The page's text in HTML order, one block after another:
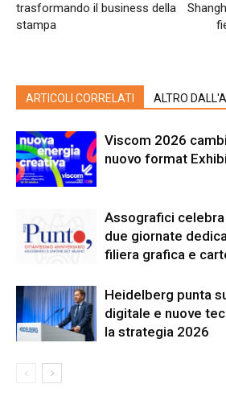
trasformando il business della
stampa
ARTICOLI CORRELATI ALTRO
Viscom 2026
nuovo format
Assografici celebra
due giornate
filiera grafica e
Heidelberg punta
digitale e nuove
la strategia 2026